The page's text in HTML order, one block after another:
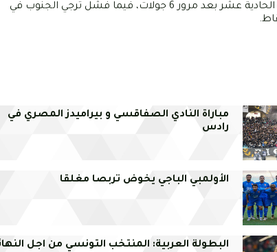
وواصل أبناء منتصر الوحيشي ملاحقة الإتحاد المنستيري متصدر الترتيب، ليبلغ النقطة الحادية عشر بعد مرور 6 جولات، فيما فشل ترجي الجنوب في
مباراة النادي الصفاقسي و بيراميدز المصري في
رادس
الأولمبي الباجي يخوض تربصا مغلقا
البطولة العربية: المنتخب التونسي من اجل